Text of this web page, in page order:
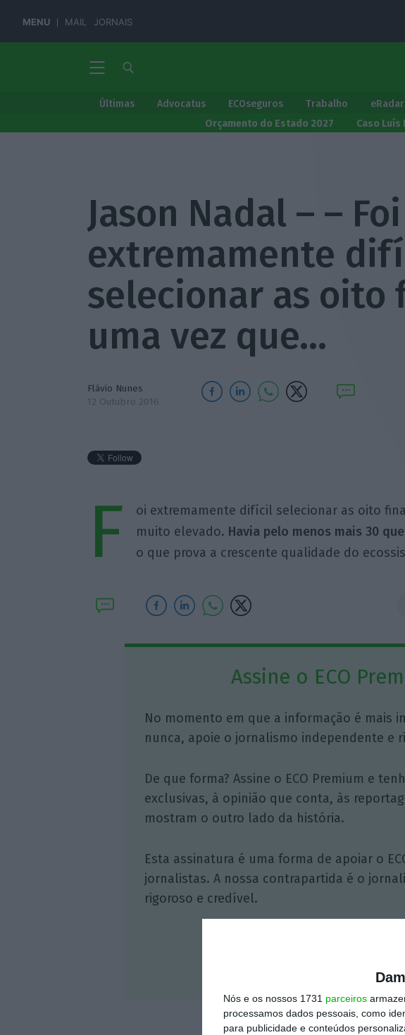
Nós e os nossos 1731 parceiros
processamos dados pessoais, como
para publicidade e conteúdos
MENU MAIL JORNAIS
Últimas Advocatus ECOseguros Trabalho eRadar
Orçamento do Estado 2027
Caso Luís
Jason Nadal – – Foi
extremamente
selecionar as oito
uma vez que…
Flávio Nunes
12 Outubro 2016
F
oi extremamente difícil selecionar as oito
muito elevado. Havia pelo menos mais 30
o que prova a crescente qualidade do
Assine o ECO
No momento em que a informação é mais
nunca, apoie o jornalismo independente e
De que forma? Assine o ECO Premium e
exclusivas, à opinião que conta, às
mostram o outro lado da história.
Esta assinatura é uma forma de apoiar o
jornalistas. A nossa contrapartida é o
rigoroso e credível.
Veja todos os planos